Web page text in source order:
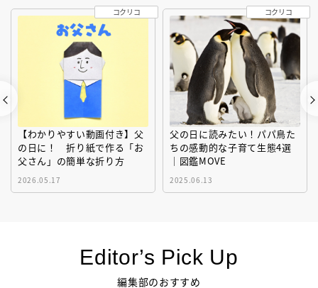
【わかりやすい動画付き】父
の日に！ 折り紙で作る「お
父さん」の簡単な折り方
2026.05.17
コクリコ
父の日に読みたい！パパ鳥た
ちの感動的な子育て生態4選
｜図鑑MOVE
2025.06.13
コクリコ
Editor’s Pick Up
編集部のおすすめ